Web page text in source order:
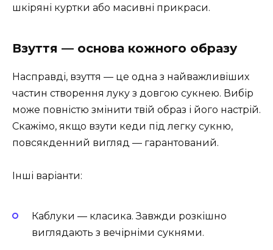
шкіряні куртки або масивні прикраси.
Взуття — основа кожного образу
Насправді, взуття — це одна з найважливіших
частин створення луку з довгою сукнею. Вибір
може повністю змінити твій образ і його настрій.
Скажімо, якщо взути кеди під легку сукню,
повсякденний вигляд — гарантований.
Інші варіанти:
Каблуки — класика. Завжди розкішно
виглядають з вечірніми сукнями.